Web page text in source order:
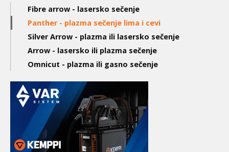
Main
navigation
3nd
level
Fibre arrow - lasersko sečenje
Panther - plazma sečenje lima i cevi
Silver Arrow - plazma ili lasersko sečenje
Arrow - lasersko ili plazma sečenje
Omnicut - plazma ili gasno sečenje